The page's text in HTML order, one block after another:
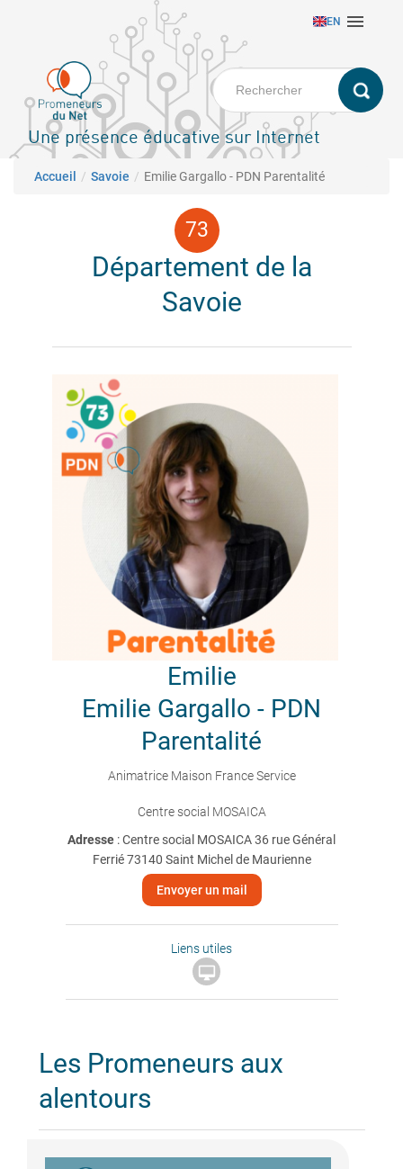
principal
EN 
Une présence éducative sur Internet
Fil d'Ariane
Accueil Savoie Emilie Gargallo - PDN Parentalité
Département de la
Savoie
Emilie
Emilie Gargallo - PDN
Parentalité
Animatrice Maison France Service
Centre social MOSAICA
Adresse : Centre social MOSAICA 36 rue Général
Ferrié 73140 Saint Michel de Maurienne
Envoyer un mail
Liens utiles

Les Promeneurs aux
alentours